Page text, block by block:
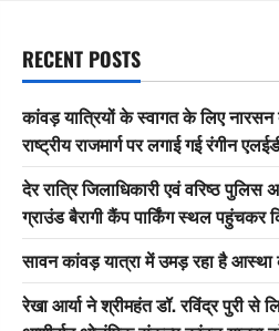
RECENT POSTS
कांवड़ यात्रियों के स्वागत के लिए नारसन
राष्ट्रीय राजमार्ग पर लगाई गई रंगीन
देर रात्रि जिलाधिकारी एवं वरिष्ठ पुलिस
ग्राउंड बैरागी कैंप पार्किंग स्थल पहुंचकर
सावन कांवड़ यात्रा में उमड़ रहा है
रेखा आर्या ने श्रीमहंत डॉ. रविंद्र पुरी से